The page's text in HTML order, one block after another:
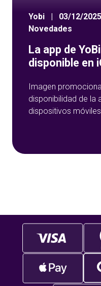
Yobi | 03/12/2025
Novedades
La app de
disponible en
Imagen
disponibilidad de la
dispositivos